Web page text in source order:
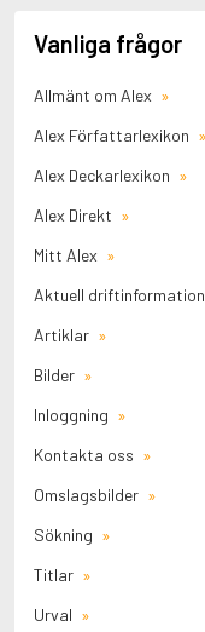
Vanliga frågor
Allmänt om Alex
Alex Författarlexikon
Alex Deckarlexikon
Alex Direkt
Mitt Alex
Aktuell driftinformation
Artiklar
Bilder
Inloggning
Kontakta oss
Omslagsbilder
Sökning
Titlar
Urval